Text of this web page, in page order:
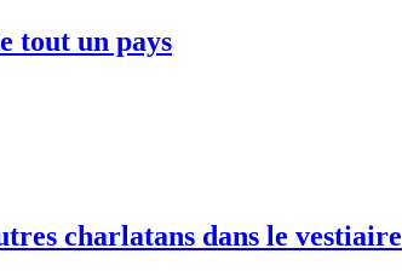
tout un pays
charlatans dans le vestiaire